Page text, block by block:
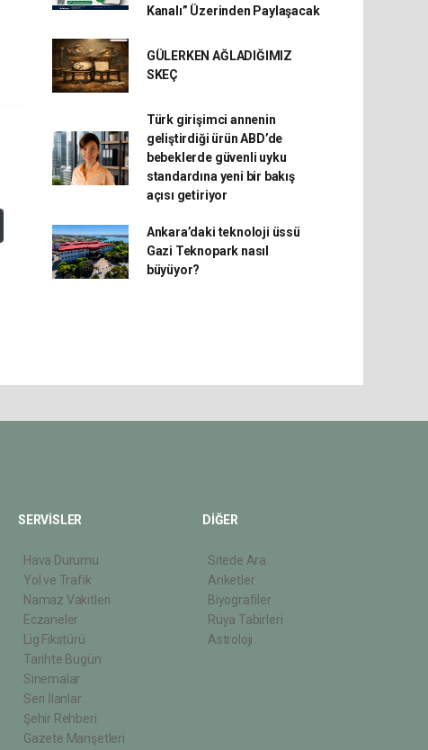
Kanalı” Üzerinden Paylaşacak
GÜLERKEN AĞLADIĞIMIZ
SKEÇ
Türk girişimci annenin
geliştirdiği ürün ABD’de
bebeklerde güvenli uyku
standardına yeni bir bakış
açısı getiriyor
Ankara’daki teknoloji üssü
Gazi Teknopark nasıl
büyüyor?
SERVİSLER
Hava Durumu
Yol ve Trafik
Namaz Vakitleri
Eczaneler
Lig Fikstürü
Tarihte Bugün
Sinemalar
Seri İlanlar
Şehir Rehberi
Gazete Manşetleri
DİĞER
Sitede Ara
Anketler
Biyografiler
Rüya Tabirleri
Astroloji